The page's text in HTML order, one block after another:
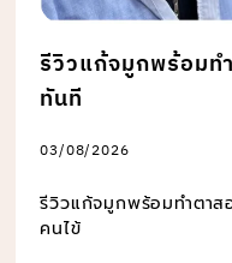
รีวิวแก้จมูกพร้อมท
ทันที
03/08/2026
รีวิวแก้จมูกพร้อมทำตาส
คนไข้